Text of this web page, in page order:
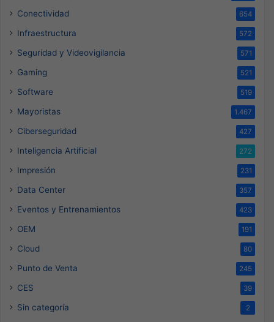
Conectividad 654
Infraestructura 572
Seguridad y Videovigilancia 571
Gaming 521
Software 519
Mayoristas 1.467
Ciberseguridad 427
Inteligencia Artificial 272
Impresión 231
Data Center 357
Eventos y Entrenamientos 423
OEM 191
Cloud 80
Punto de Venta 245
CES 39
Sin categoría 2